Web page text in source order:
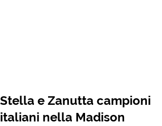
Stella e Zanutta campioni
italiani nella Madison